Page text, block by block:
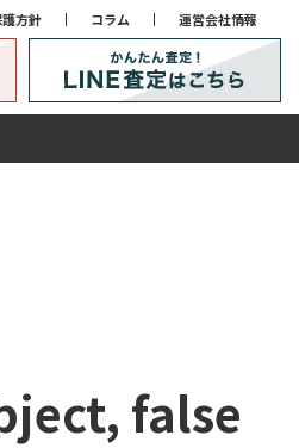
方針 コラム 運営会社情報
false